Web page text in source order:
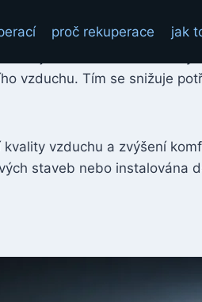
proč rekuperace jak
tepla mezi venkovním a
vzduchu. Tím se snižuje
vzduchu a zvýšení
staveb nebo instalována